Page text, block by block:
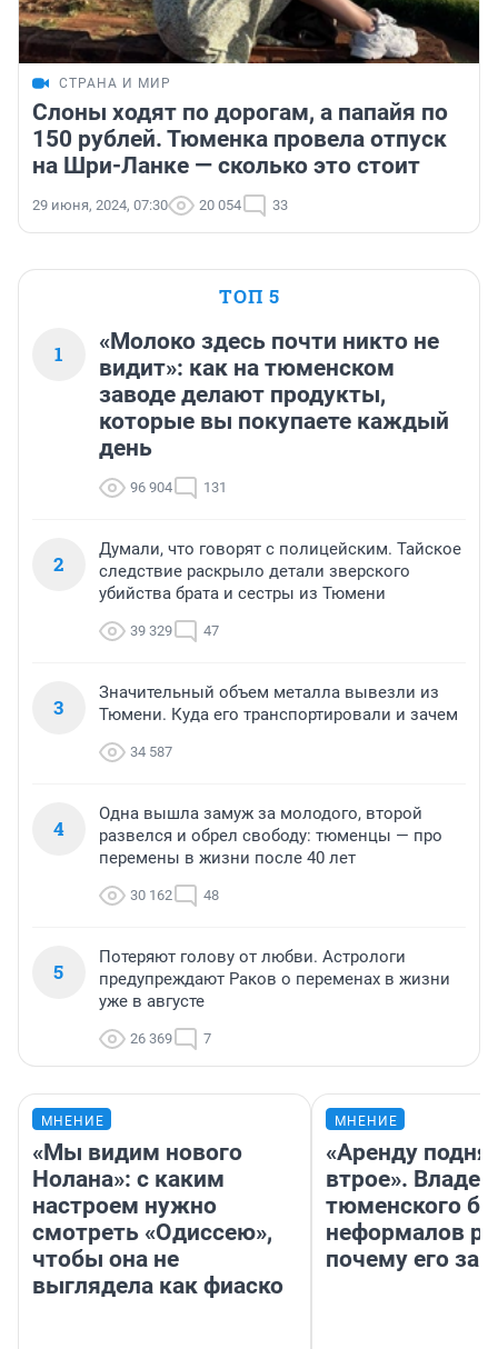
СТРАНА И МИР
Слоны ходят по дорогам, а папайя по
150 рублей. Тюменка провела отпуск
на Шри-Ланке — сколько это стоит
29 июня, 2024, 07:30 20 054 33
ТОП 5
1
«Молоко здесь почти никто не
видит»: как на тюменском
заводе делают продукты,
которые вы покупаете каждый
день
96 904 131
2
Думали, что говорят с полицейским. Тайское
следствие раскрыло детали зверского
убийства брата и сестры из Тюмени
39 329 47
3
Значительный объем металла вывезли из
Тюмени. Куда его транспортировали и зачем
34 587
4
Одна вышла замуж за молодого, второй
развелся и обрел свободу: тюменцы — про
перемены в жизни после 40 лет
30 162 48
5
Потеряют голову от любви. Астрологи
предупреждают Раков о переменах в жизни
уже в августе
26 369 7
МНЕНИЕ
«Мы видим нового
Нолана»: с каким
настроем нужно
смотреть «Одиссею»,
чтобы она не
выглядела как фиаско
МНЕНИЕ
«Аренду
втрое».
тюменского
неформалов
почему его